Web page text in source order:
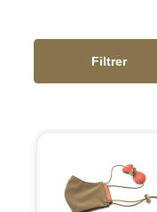
Filtrer